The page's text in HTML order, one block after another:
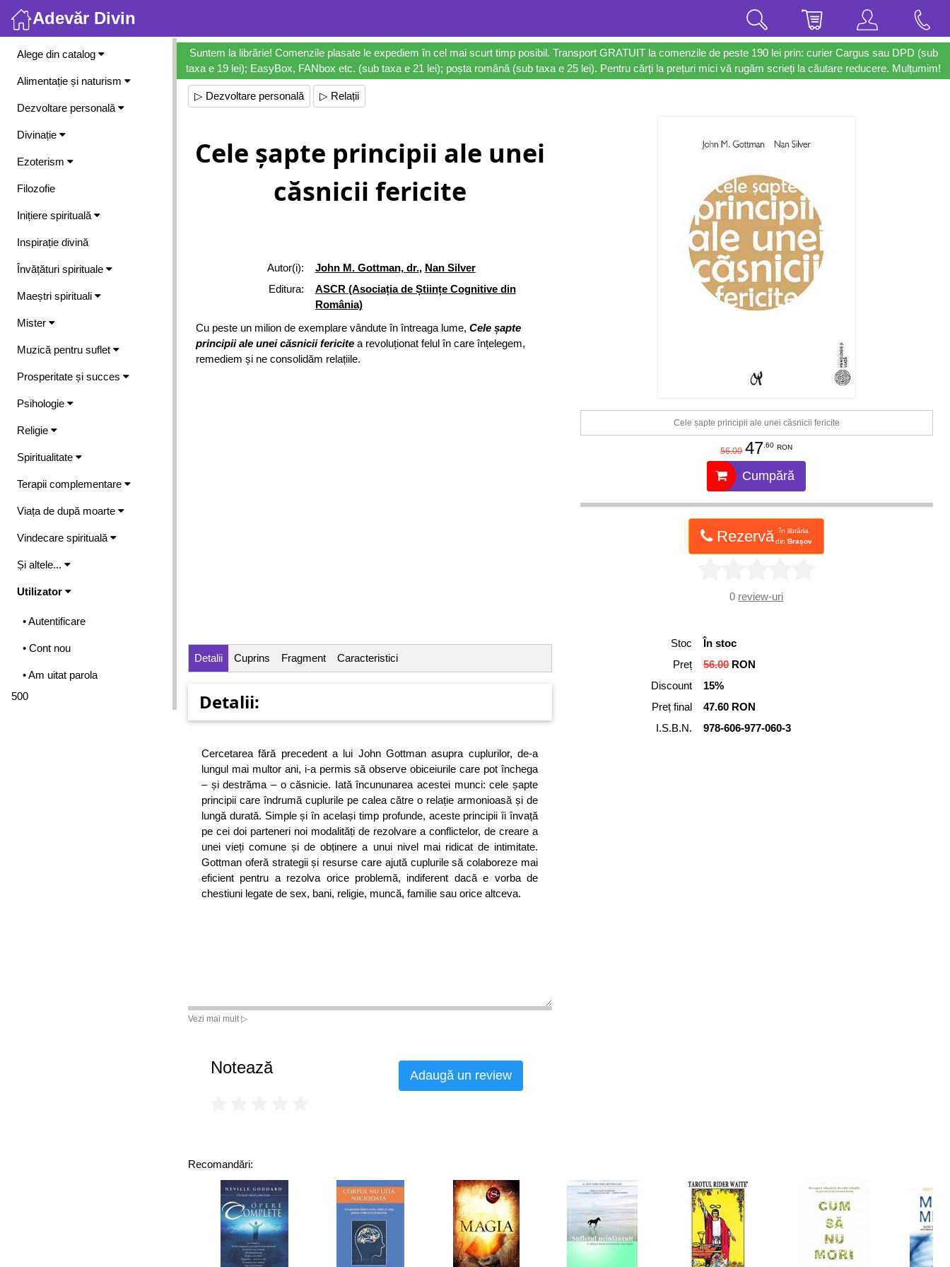
Adevăr Divin
Meniu
Alege din catalog
Alimentație și naturism
Dezvoltare personală
Divinație
Ezoterism
Filozofie
Inițiere spirituală
Inspirație divină
Învățături spirituale
Maeștri spirituali
Mister
Muzică pentru suflet
Prosperitate și succes
Psihologie
Religie
Spiritualitate
Terapii complementare
Viața de după moarte
Vindecare spirituală
Și altele...
Utilizator
• Autentificare
• Cont nou
• Am uitat parola
500
Suntem la librărie! Comenzile plasate le expediem în cel mai scurt timp posibil. Transport GRATUIT la comenzile de peste 190 lei prin: curier Cargus sau DPD (sub
taxa e 19 lei); EasyBox, FANbox etc. (sub taxa e 21 lei); poșta română (sub taxa e 25 lei). Pentru cărți la prețuri mici vă rugăm scrieți la căutare reducere. Mulțumim!
▷ Dezvoltare personală ▷ Relații
Cele șapte principii ale unei
căsnicii fericite
Autor(i): John M. Gottman, dr., Nan Silver
Editura:
ASCR (Asociația de Științe Cognitive din
România)
Cu peste un milion de exemplare vândute în întreaga lume, Cele șapte
principii ale unei căsnicii fericite a revoluționat felul în care înțelegem,
remediem și ne consolidăm relațiile.
Cele șapte principii ale unei căsnicii fericite
56.00 47 .60 RON
Cumpără
Rezervă
în librăria
dinBrașov
0 review-uri
Detalii Cuprins Fragment Caracteristici
Detalii:
Cercetarea fără precedent a lui John Gottman asupra cuplurilor, de-a
lungul mai multor ani, i-a permis să observe obiceiurile care pot închega
– și destrăma – o căsnicie. Iată încununarea acestei munci: cele șapte
principii care îndrumă cuplurile pe calea către o relație armonioasă și de
lungă durată. Simple și în același timp profunde, aceste principii îi învață
pe cei doi parteneri noi modalități de rezolvare a conflictelor, de creare a
unei vieți comune și de obținere a unui nivel mai ridicat de intimitate.
Gottman oferă strategii și resurse care ajută cuplurile să colaboreze mai
eficient pentru a rezolva orice problemă, indiferent dacă e vorba de
chestiuni legate de sex, bani, religie, muncă, familie sau orice altceva.
Vezi mai mult ▷
Stoc
În stoc
Preț
56.00RON
Discount
15%
Preț final
47.60 RON
I.S.B.N.
978-606-977-060-3
Notează Adaugă un review
Recomandări: